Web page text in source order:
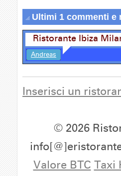
Ultimi 1 commenti e
Ristorante Ibiza
Andreas
Inserisci un
© 2026
Valore BTC Taxi